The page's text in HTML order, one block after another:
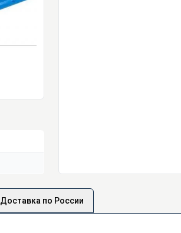
Доставка по России